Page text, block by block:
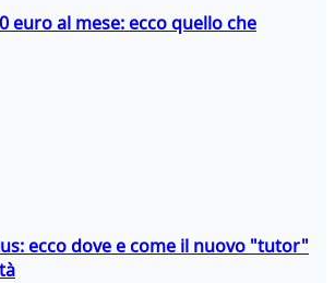
euro al mese: ecco quello che
ecco dove e come il nuovo "tutor"